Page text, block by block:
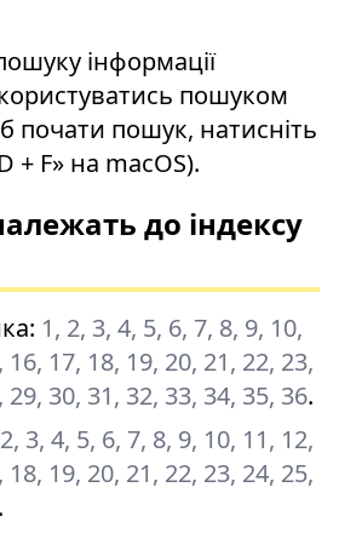
інформації
пошуком
почати пошук, натисніть
+ F» на macOS).
до індексу
: 1, 2, 3, 4, 5, 6, 7, 8, 9, 10,
16, 17, 18, 19, 20, 21, 22, 23,
29, 30, 31, 32, 33, 34, 35, 36.
3, 4, 5, 6, 7, 8, 9, 10, 11, 12,
18, 19, 20, 21, 22, 23, 24, 25,
.